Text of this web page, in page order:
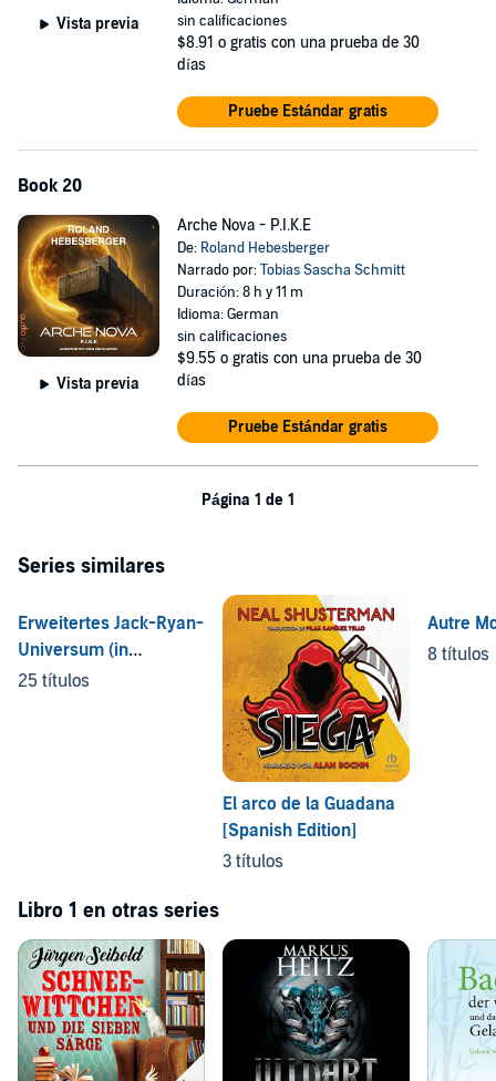
Vista previa
sin calificaciones
$8.91 o gratis con una prueba de 30
días
Pruebe Estándar gratis
Book 20
Vista previa
Arche Nova - P.I.K.E
De: Roland Hebesberger
Narrado por:Tobias Sascha Schmitt
Duración: 8 h y 11 m
Idioma: German
sin calificaciones
$9.55 o gratis con una prueba de 30
días
Pruebe Estándar gratis
Página 1 de 1
Series similares
Erweitertes Jack-Ryan-
Universum (in
Veröffentlichungsreihenfolge)
25 títulos
El arco de la Guadana
[Spanish Edition]
3 títulos
Autre
8 títulos
Libro 1 en otras series